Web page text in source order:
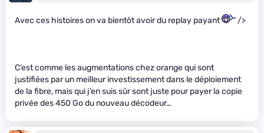
Avec ces histoires on va bientôt avoir du replay payant " />
C’est comme les augmentations chez orange qui sont
justifiées par un meilleur investissement dans le déploiement
de la fibre, mais qui j’en suis sûr sont juste pour payer la copie
privée des 450 Go du nouveau décodeur…